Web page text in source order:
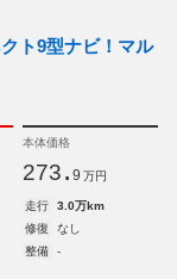
ト9型ナビ！マル
本体価格
273. 9 万円
走行
3.0万km
修復
なし
整備
-